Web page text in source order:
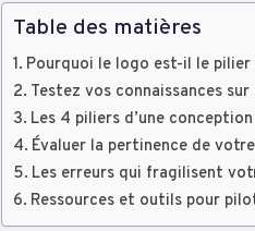
Table des matières
Pourquoi le logo est-il le
Testez vos connaissances
Les 4 piliers d’une
Évaluer la pertinence de
Les erreurs qui fragilisent
Ressources et outils pour